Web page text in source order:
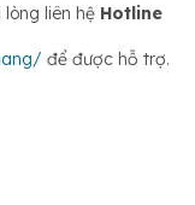
liên hệ Hotline
để được hỗ trợ.